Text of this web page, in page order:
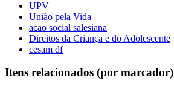
UPV
União pela Vida
acao social salesiana
Direitos da Criança e do Adolescente
cesam df
Itens relacionados (por marcador)